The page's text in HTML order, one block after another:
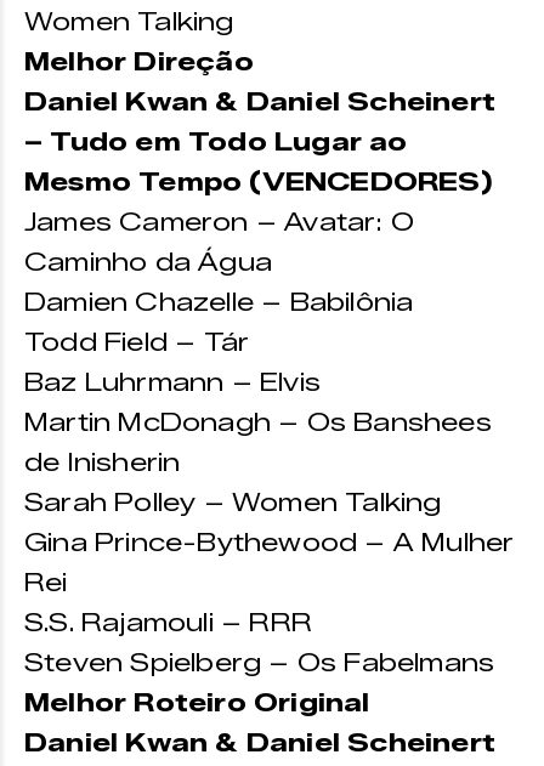
Women Talking
Melhor Direção
Daniel Kwan & Daniel Scheinert
– Tudo em Todo Lugar ao
Mesmo Tempo (VENCEDORES)
James Cameron – Avatar: O
Caminho da Água
Damien Chazelle – Babilônia
Todd Field – Tár
Baz Luhrmann – Elvis
Martin McDonagh – Os Banshees
de Inisherin
Sarah Polley – Women Talking
Gina Prince-Bythewood – A Mulher
Rei
S.S. Rajamouli – RRR
Steven Spielberg – Os Fabelmans
Melhor Roteiro Original
Daniel Kwan & Daniel Scheinert